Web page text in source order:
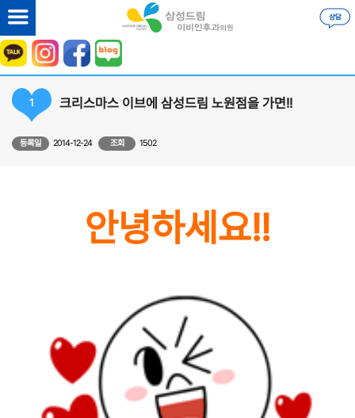
1 크리스마스 이브에 삼성드림 노원점을 가면!!
등록일 2014-12-24 조회 1502
안녕하세요!!